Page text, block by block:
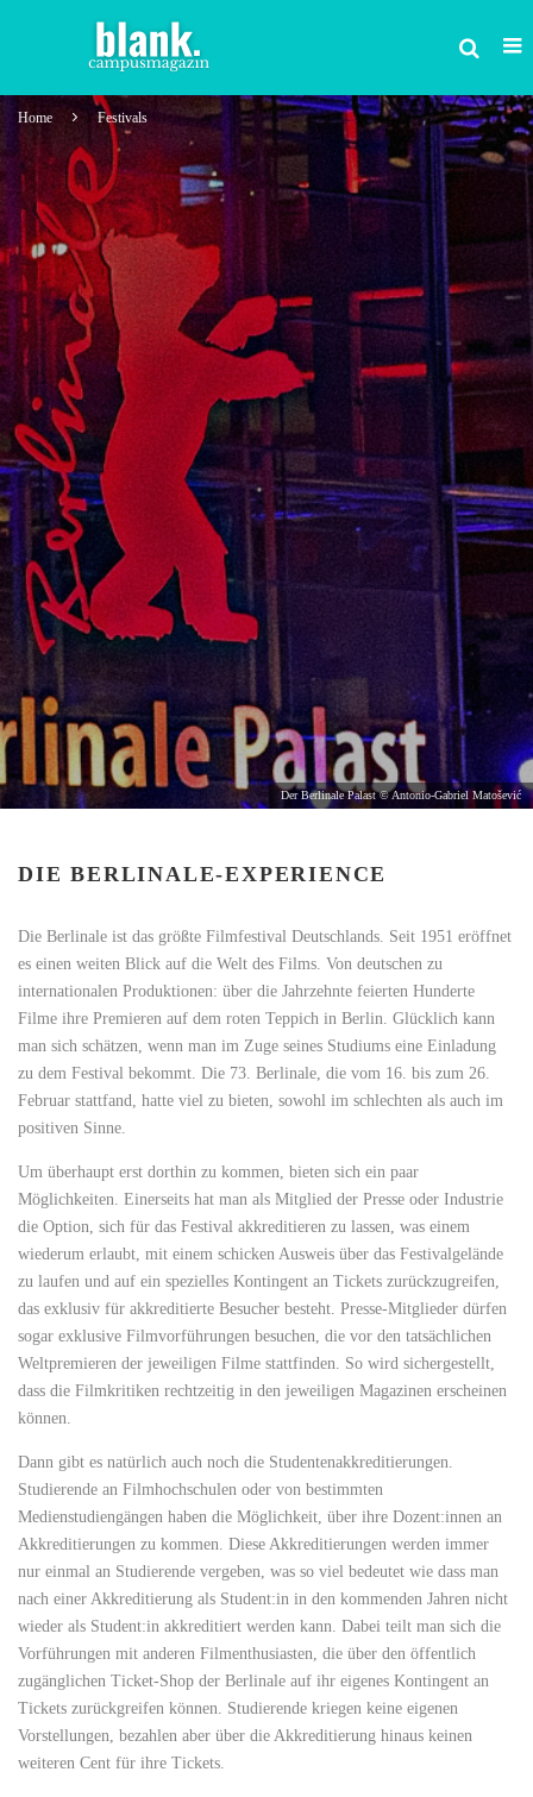
Home Festivals
Der Berlinale Palast © Antonio-Gabriel Matošević
DIE BERLINALE-EXPERIENCE
Die Berlinale ist das größte Filmfestival Deutschlands. Seit 1951 eröffnet
es einen weiten Blick auf die Welt des Films. Von deutschen zu
internationalen Produktionen: über die Jahrzehnte feierten Hunderte
Filme ihre Premieren auf dem roten Teppich in Berlin. Glücklich kann
man sich schätzen, wenn man im Zuge seines Studiums eine Einladung
zu dem Festival bekommt. Die 73. Berlinale, die vom 16. bis zum 26.
Februar stattfand, hatte viel zu bieten, sowohl im schlechten als auch im
positiven Sinne.
Um überhaupt erst dorthin zu kommen, bieten sich ein paar
Möglichkeiten. Einerseits hat man als Mitglied der Presse oder Industrie
die Option, sich für das Festival akkreditieren zu lassen, was einem
wiederum erlaubt, mit einem schicken Ausweis über das Festivalgelände
zu laufen und auf ein spezielles Kontingent an Tickets zurückzugreifen,
das exklusiv für akkreditierte Besucher besteht. Presse-Mitglieder dürfen
sogar exklusive Filmvorführungen besuchen, die vor den tatsächlichen
Weltpremieren der jeweiligen Filme stattfinden. So wird sichergestellt,
dass die Filmkritiken rechtzeitig in den jeweiligen Magazinen erscheinen
können.
Dann gibt es natürlich auch noch die Studentenakkreditierungen.
Studierende an Filmhochschulen oder von bestimmten
Medienstudiengängen haben die Möglichkeit, über ihre Dozent:innen an
Akkreditierungen zu kommen. Diese Akkreditierungen werden immer
nur einmal an Studierende vergeben, was so viel bedeutet wie dass man
nach einer Akkreditierung als Student:in in den kommenden Jahren nicht
wieder als Student:in akkreditiert werden kann. Dabei teilt man sich die
Vorführungen mit anderen Filmenthusiasten, die über den öffentlich
zugänglichen Ticket-Shop der Berlinale auf ihr eigenes Kontingent an
Tickets zurückgreifen können. Studierende kriegen keine eigenen
Vorstellungen, bezahlen aber über die Akkreditierung hinaus keinen
weiteren Cent für ihre Tickets.